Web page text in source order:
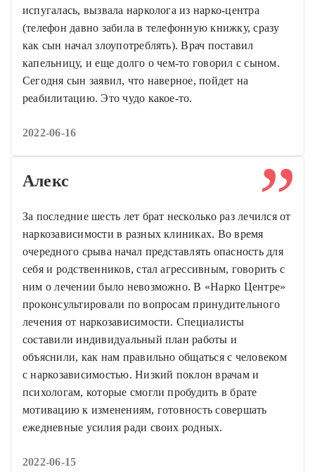
испугалась, вызвала нарколога из нарко-центра
(телефон давно забила в телефонную книжку, сразу
как сын начал злоупотреблять). Врач поставил
капельницу, и еще долго о чем-то говорил с сыном.
Сегодня сын заявил, что наверное, пойдет на
реабилитацию. Это чудо какое-то.
2022-06-16
Алекс
За последние шесть лет брат несколько раз лечился от
наркозависимости в разных клиниках. Во время
очередного срыва начал представлять опасность для
себя и родственников, стал агрессивным, говорить с
ним о лечении было невозможно. В «Нарко Центре»
проконсультировали по вопросам принудительного
лечения от наркозависимости. Специалисты
составили индивидуальный план работы и
объяснили, как нам правильно общаться с человеком
с наркозависимостью. Низкий поклон врачам и
психологам, которые смогли пробудить в брате
мотивацию к изменениям, готовность совершать
ежедневные усилия ради своих родных.
2022-06-15